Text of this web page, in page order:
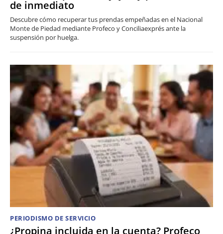
de inmediato
Descubre cómo recuperar tus prendas empeñadas en el Nacional
Monte de Piedad mediante Profeco y Conciliaexprés ante la
suspensión por huelga.
PERIODISMO DE SERVICIO
¿Propina incluida en la cuenta? Profeco